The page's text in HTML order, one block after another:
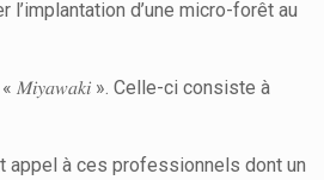
d’une micro-forêt au
». Celle-ci consiste à
appel à ces professionnels dont un